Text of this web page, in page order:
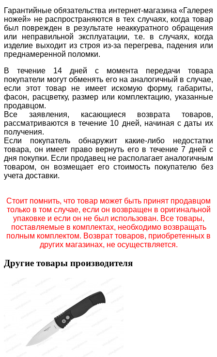
Гарантийные обязательства интернет-магазина «Галерея
ножей» не распространяются в тех случаях, когда товар
был поврежден в результате неаккуратного обращения
или неправильной эксплуатации, т.е. в случаях, когда
изделие выходит из строя из-за перегрева, падения или
преднамеренной поломки.
В течение 14 дней с момента передачи товара
покупатели могут обменять его на аналогичный в случае,
если этот товар не имеет искомую форму, габариты,
фасон, расцветку, размер или комплектацию, указанные
продавцом.
Все заявления, касающиеся возврата товаров,
рассматриваются в течение 10 дней, начиная с даты их
получения.
Если покупатель обнаружит какие-либо недостатки
товара, он имеет право вернуть его в течение 7 дней с
дня покупки. Если продавец не располагает аналогичным
товаром, он возмещает его стоимость покупателю без
учета доставки.
Стоит помнить, что товар может быть принят продавцом
только в том случае, если он возвращен в оригинальной
упаковке и если он не был использован. Все товары,
поставляемые в комплектах, необходимо возвращать
полным комплектом. Возврат товаров, приобретенных в
других магазинах, не осуществляется.
Другие товары производителя